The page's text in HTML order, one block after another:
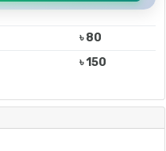
৳ 80
৳ 150